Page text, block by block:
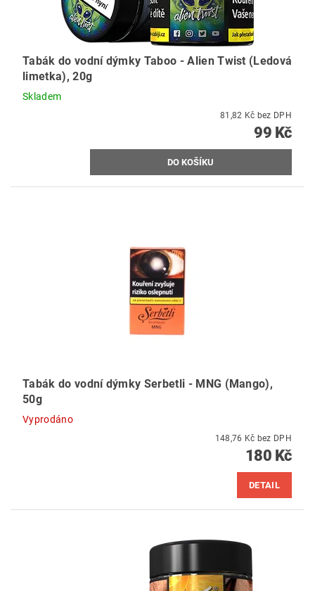
Tabák do vodní dýmky Taboo - Alien Twist (Ledová
limetka), 20g
Skladem
81,82 Kč bez DPH
99 Kč
Tabák do vodní dýmky Serbetli - MNG (Mango),
50g
Vyprodáno
148,76 Kč bez DPH
180 Kč
DETAIL